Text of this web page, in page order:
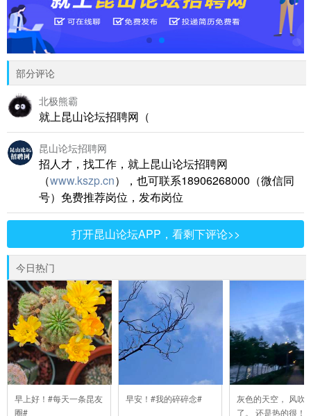
部分评论
北极熊霸
就上昆山论坛招聘网（
昆山论坛招聘网
招人才，找工作，就上昆山论坛招聘网
（www.kszp.cn），也可联系18906268000（微信同
号）免费推荐岗位，发布岗位
打开昆山论坛APP，看剩下评论>>
今日热门
早上好！#每天一条昆友
圈#
早安！#我的碎碎念#
灰色的天空， 风吹
了。 还是热的很！